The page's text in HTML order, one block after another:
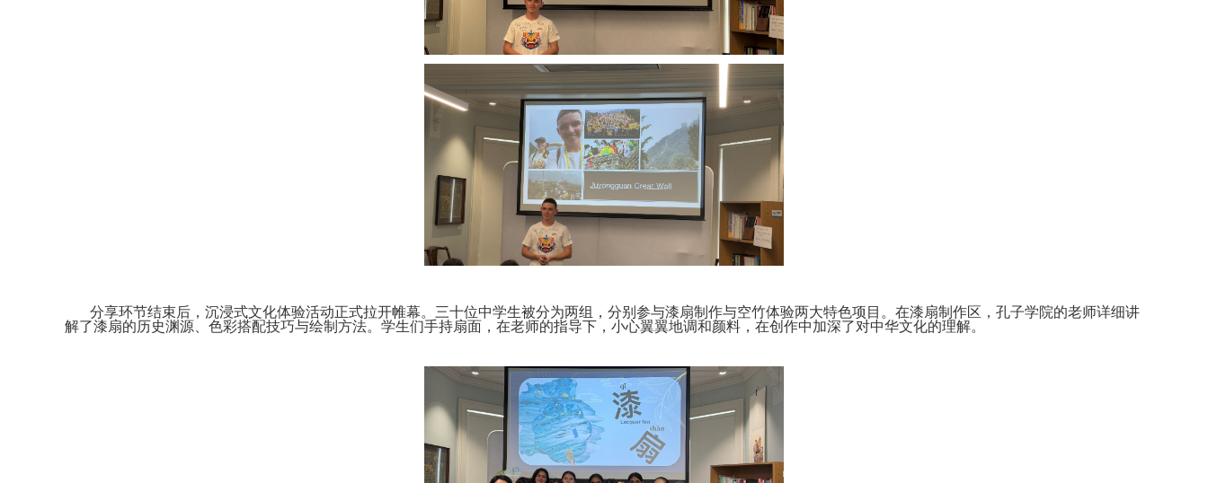
分享环节结束后，沉浸式文化体验活动正式拉开帷幕。三十位中学生被分为两组，分别参与漆扇制作与空竹体验两大特色项目。在漆扇制作区，孔子学院的老师详细讲
解了漆扇的历史渊源、色彩搭配技巧与绘制方法。学生们手持扇面，在老师的指导下，小心翼翼地调和颜料，在创作中加深了对中华文化的理解。